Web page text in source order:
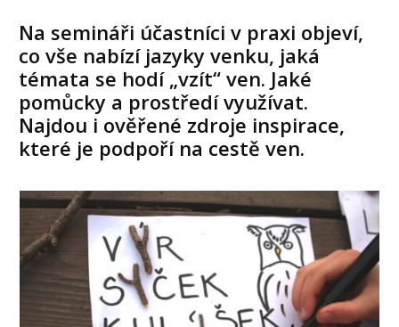
Na semináři účastníci v praxi objeví,
co vše nabízí jazyky venku, jaká
témata se hodí „vzít“ ven. Jaké
pomůcky a prostředí využívat.
Najdou i ověřené zdroje inspirace,
které je podpoří na cestě ven.